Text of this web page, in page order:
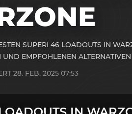
SUPERI 46 LOADOUTS IN
EMPFOHLENEN
28. FEB. 2025 07:53